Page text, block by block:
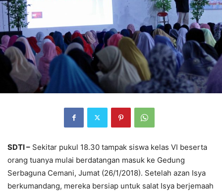
SDTI – Sekitar pukul 18.30 tampak siswa kelas VI beserta
orang tuanya mulai berdatangan masuk ke Gedung
Serbaguna Cemani, Jumat (26/1/2018). Setelah azan Isya
berkumandang, mereka bersiap untuk salat Isya berjemaah